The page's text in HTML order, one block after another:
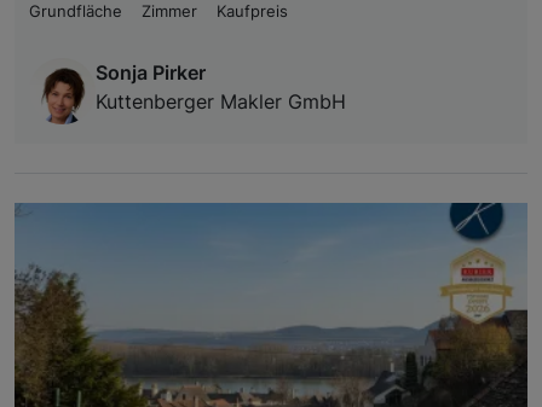
Grundfläche
Zimmer Kaufpreis
Sonja Pirker
Kuttenberger Makler GmbH